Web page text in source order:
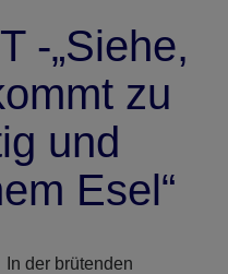
-„Siehe,
zu
und
Esel“
In der brütenden